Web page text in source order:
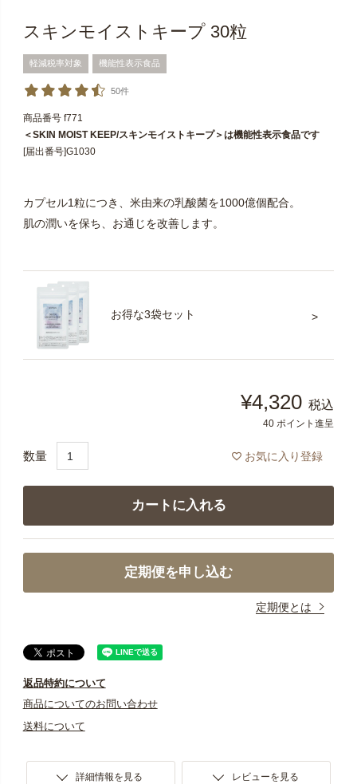
スキンモイストキープ 30粒
軽減税率対象 機能性表示食品
50件
商品番号 f771
＜SKIN MOIST KEEP/スキンモイストキープ＞は機能性表示食品です
[届出番号]G1030
カプセル1粒につき、米由来の乳酸菌を1000億個配合。
肌の潤いを保ち、お通じを改善します。
お得な3袋セット
¥4,320 税込
40 ポイント進呈
お気に入り登録
カートに入れる
定期便を申し込む
定期便とは
返品特約について
商品についてのお問い合わせ
送料について
詳細情報を見る レビューを見る